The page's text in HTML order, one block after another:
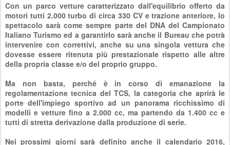
Con un parco vetture caratterizzato dall'equilibrio offerto da
motori tutti 2.000 turbo di circa 330 CV e trazione anteriore, lo
spettacolo sarà come sempre parte del DNA del Campionato
Italiano Turismo ed a garantirlo sarà anche il Bureau che potrà
intervenire con correttivi, anche su una singola vettura che
dovesse essere ritenuta più prestazionale rispetto alle altre
della propria classe e/o del proprio gruppo.
Ma non basta, perché è in corso di emanazione la
regolamentazione tecnica del TCS, la categoria che aprirà le
porte dell'impiego sportivo ad un panorama ricchissimo di
modelli e vetture fino a 2.000 cc, ma partendo da 1.400 cc e
tutti di stretta derivazione dalla produzione di serie.
Nei prossimi giorni sarà definito anche il calendario 2016,